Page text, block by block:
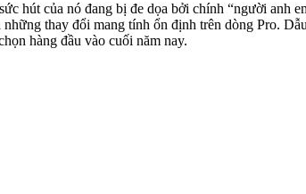
hút của nó đang bị đe dọa bởi chính “người anh
thay đổi mang tính ổn định trên dòng Pro.
hàng đầu vào cuối năm nay.